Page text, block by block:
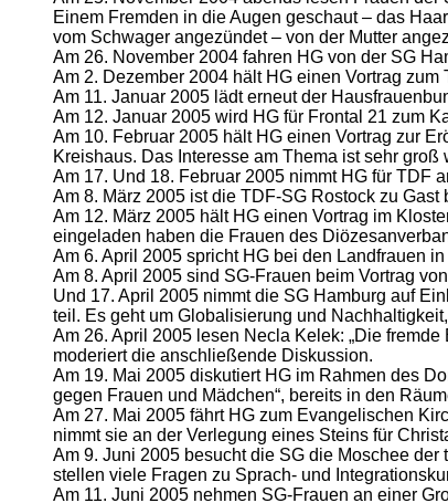
Einem Fremden in die Augen geschaut – das
vom Schwager angezündet – von der Mutter
Am 26. November 2004 fahren HG von der SG
Am 2. Dezember 2004 hält HG einen Vortrag
Am 11. Januar 2005 lädt erneut der
Am 12. Januar 2005 wird HG für Frontal 21 zum
Am 10. Februar 2005 hält HG einen Vortrag zur
Kreishaus. Das Interesse am Thema ist sehr
Am 17. Und 18. Februar 2005 nimmt HG für TDF
Am 8. März 2005 ist die TDF-SG Rostock zu Gast
Am 12. März 2005 hält HG einen Vortrag im
eingeladen haben die Frauen des
Am 6. April 2005 spricht HG bei den Landfrauen
Am 8. April 2005 sind SG-Frauen beim Vortrag
Und 17. April 2005 nimmt die SG Hamburg auf
teil. Es geht um Globalisierung und
Am 26. April 2005 lesen Necla Kelek: „Die
moderiert die anschließende Diskussion.
Am 19. Mai 2005 diskutiert HG im Rahmen des
gegen Frauen und Mädchen“, bereits in den
Am 27. Mai 2005 fährt HG zum Evangelischen
nimmt sie an der Verlegung eines Steins für
Am 9. Juni 2005 besucht die SG die Moschee der
stellen viele Fragen zu Sprach- und
Am 11. Juni 2005 nehmen SG-Frauen an einer